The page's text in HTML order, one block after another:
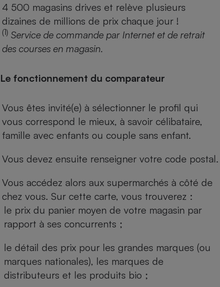
4 500 magasins drives et relève plusieurs
dizaines de millions de prix chaque jour !
(1) Service de commande par Internet et de retrait
des courses en magasin.
Le fonctionnement du comparateur
Vous êtes invité(e) à sélectionner le profil qui
vous correspond le mieux, à savoir célibataire,
famille avec enfants ou couple sans enfant.
Vous devez ensuite renseigner votre code postal.
Vous accédez alors aux supermarchés à côté de
chez vous. Sur cette carte, vous trouverez :
le prix du panier moyen de votre magasin par
rapport à ses concurrents ;
le détail des prix pour les grandes marques (ou
marques nationales), les marques de
distributeurs et les produits bio ;